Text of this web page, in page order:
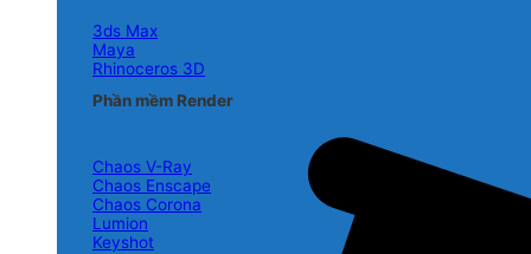
3ds Max
Maya
Rhinoceros 3D
Phần mềm Render
Chaos V-Ray
Chaos Enscape
Chaos Corona
Lumion
Keyshot